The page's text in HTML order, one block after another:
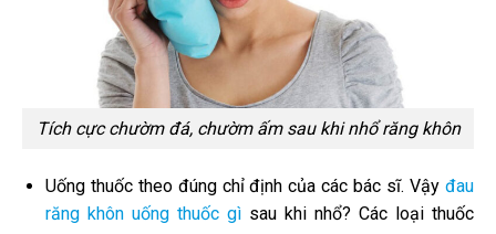
Tích cực chườm đá, chườm ấm sau khi nhổ răng khôn
Uống thuốc theo đúng chỉ định của các bác sĩ. Vậy đau
răng khôn uống thuốc gìsau khi nhổ? Các loại thuốc